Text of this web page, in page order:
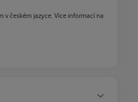
v českém jazyce. Více informací na